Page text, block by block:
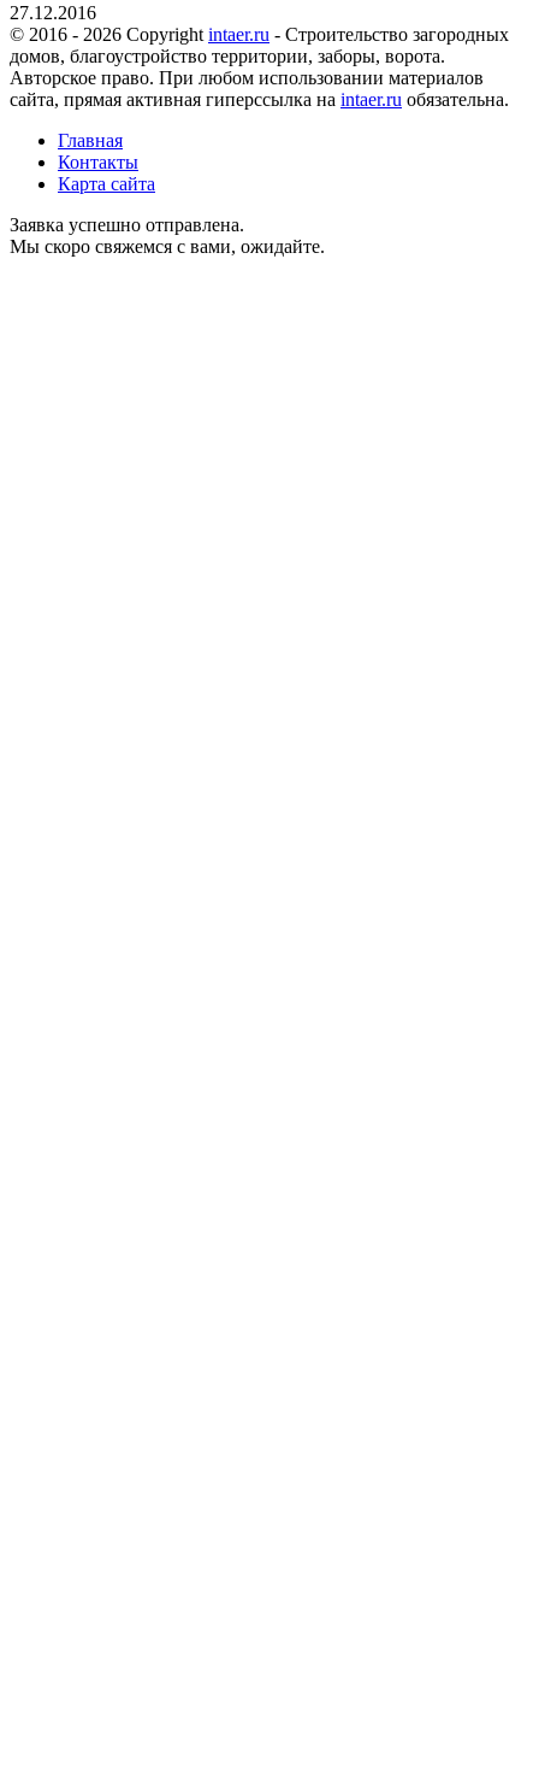
27.12.2016
© 2016 - 2026 Copyright intaer.ru - Cтроительство загородных
домов, благоустройство территории, заборы, ворота.
Авторское право. При любом использовании материалов
сайта, прямая активная гиперссылка на intaer.ru обязательна.
Главная
Контакты
Карта сайта
Заявка успешно отправлена.
Мы скоро свяжемся с вами, ожидайте.